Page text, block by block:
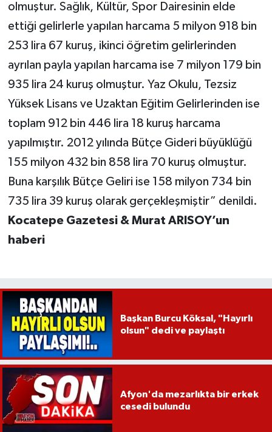
olmuştur. Sağlık, Kültür, Spor Dairesinin elde
ettiği gelirlerle yapılan harcama 5 milyon 918 bin
253 lira 67 kuruş, ikinci öğretim gelirlerinden
ayrılan payla yapılan harcama ise 7 milyon 179 bin
935 lira 24 kuruş olmuştur. Yaz Okulu, Tezsiz
Yüksek Lisans ve Uzaktan Eğitim Gelirlerinden ise
toplam 912 bin 446 lira 18 kuruş harcama
yapılmıştır. 2012 yılında Bütçe Gideri büyüklüğü
155 milyon 432 bin 858 lira 70 kuruş olmuştur.
Buna karşılık Bütçe Geliri ise 158 milyon 734 bin
735 lira 39 kuruş olarak gerçekleşmiştir” denildi.
Kocatepe Gazetesi & Murat ARISOY’un
haberi
Başkan Burcu Köksal, "Hayırlı
olsun" dedi ve paylaştı
Afyon'da mezarlıkta bir erkek
cesedi bulundu